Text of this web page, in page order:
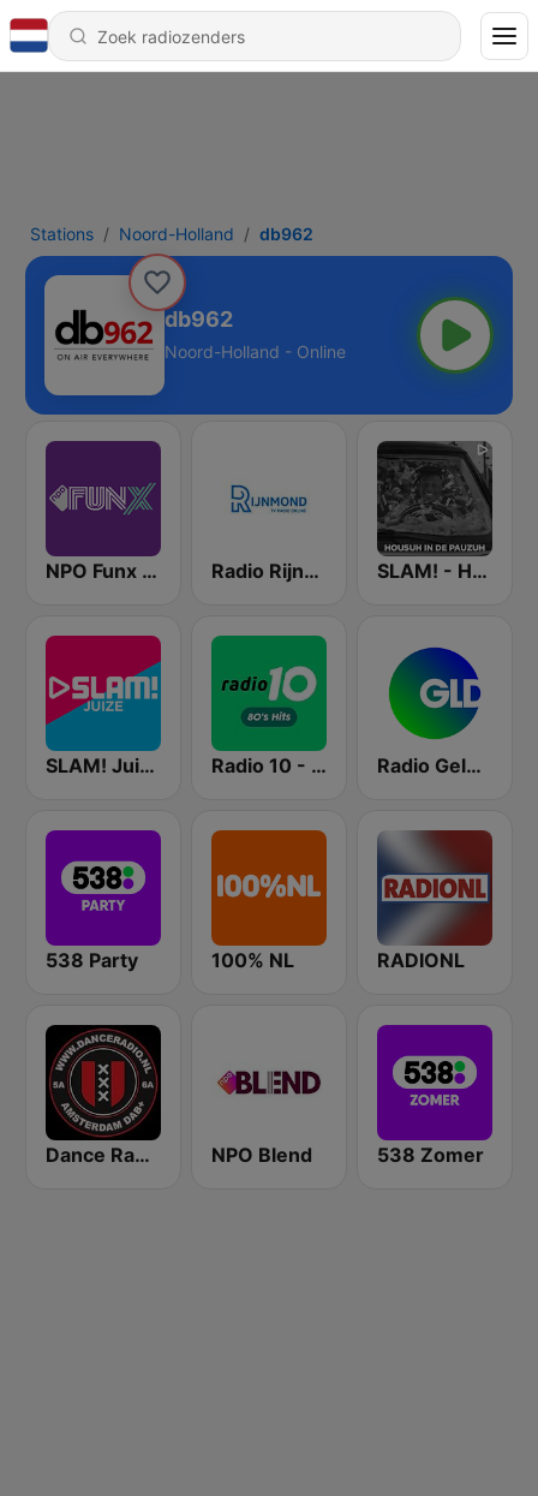
Stations Noord-Holland db962
db962
Noord-Holland - Online
NPO Funx NL Radio Rijnmond FM 93.4 SLAM! - Housuh in de Pauzuh
SLAM! Juize Radio 10 - 80s Hits Radio Gelderland
538 Party 100% NL RADIONL
Dance Radio Amsterdam NPO Blend 538 Zomer